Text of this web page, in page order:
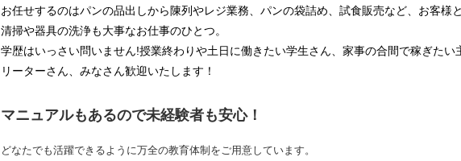
お任せするのはパンの品出しから陳列やレジ業務、パンの袋詰め、試食販売など、お客様
清掃や器具の洗浄も大事なお仕事のひとつ。
学歴はいっさい問いません!授業終わりや土日に働きたい学生さん、家事の合間で稼ぎた
リーターさん、みなさん歓迎いたします！
マニュアルもあるので未経験者も安心！
どなたでも活躍できるように万全の教育体制をご用意しています。